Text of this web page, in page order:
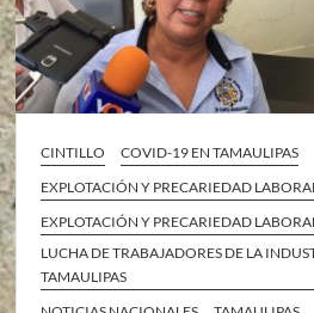
CINTILLO
COVID-19 EN TAMAULIPAS
EXPLOTACIÓN Y PRECARIEDAD
EXPLOTACIÓN Y PRECARIEDAD
LUCHA DE TRABAJADORES DE LA
TAMAULIPAS